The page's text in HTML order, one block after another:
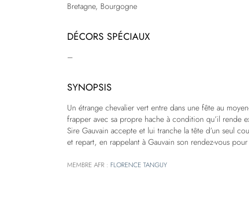
Bretagne, Bourgogne
DÉCORS SPÉCIAUX
–
SYNOPSIS
Un étrange chevalier vert entre dans une fête au
frapper avec sa propre hache à condition qu’il rende
Sire Gauvain accepte et lui tranche la tête d’un seul
et repart, en rappelant à Gauvain son rendez-vous
MEMBRE AFR : FLORENCE TANGUY